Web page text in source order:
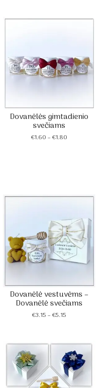
Dovanėlės gimtadienio
svečiams
€1.60 –€1.80Price
Dovanėlė vestuvėms –
Dovanėlė svečiams
€3.15 –€5.15Price
through
€5.15